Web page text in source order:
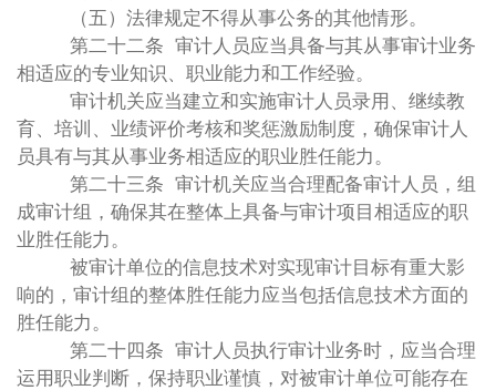
（五）法律规定不得从事公务的其他情形。
第二十二条 审计人员应当具备与其从事审计业务
相适应的专业知识、职业能力和工作经验。
审计机关应当建立和实施审计人员录用、继续教
育、培训、业绩评价考核和奖惩激励制度，确保审计人
员具有与其从事业务相适应的职业胜任能力。
第二十三条 审计机关应当合理配备审计人员，组
成审计组，确保其在整体上具备与审计项目相适应的职
业胜任能力。
被审计单位的信息技术对实现审计目标有重大影
响的，审计组的整体胜任能力应当包括信息技术方面的
胜任能力。
第二十四条 审计人员执行审计业务时，应当合理
运用职业判断，保持职业谨慎，对被审计单位可能存在